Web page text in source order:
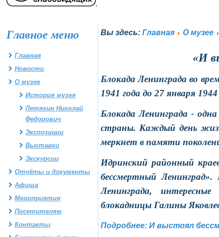
.
Главное меню
Главная
Новости
О музее
История музея
Летягин Николай
Федорович
Экспозиции
Выставки
Экскурсии
Отчёты и документы
Афиша
Мероприятия
Посетителям
Контакты
Вы здесь: Главная О музее
«И
Блокада Ленинграда во
1941 года до 27 января 1944
Блокада Ленинграда -
страны. Каждый день
меркнет в памяти
Идринский районный
бессмертный
Ленинграда,
блокадницы Галины
Подробнее: И выстоял